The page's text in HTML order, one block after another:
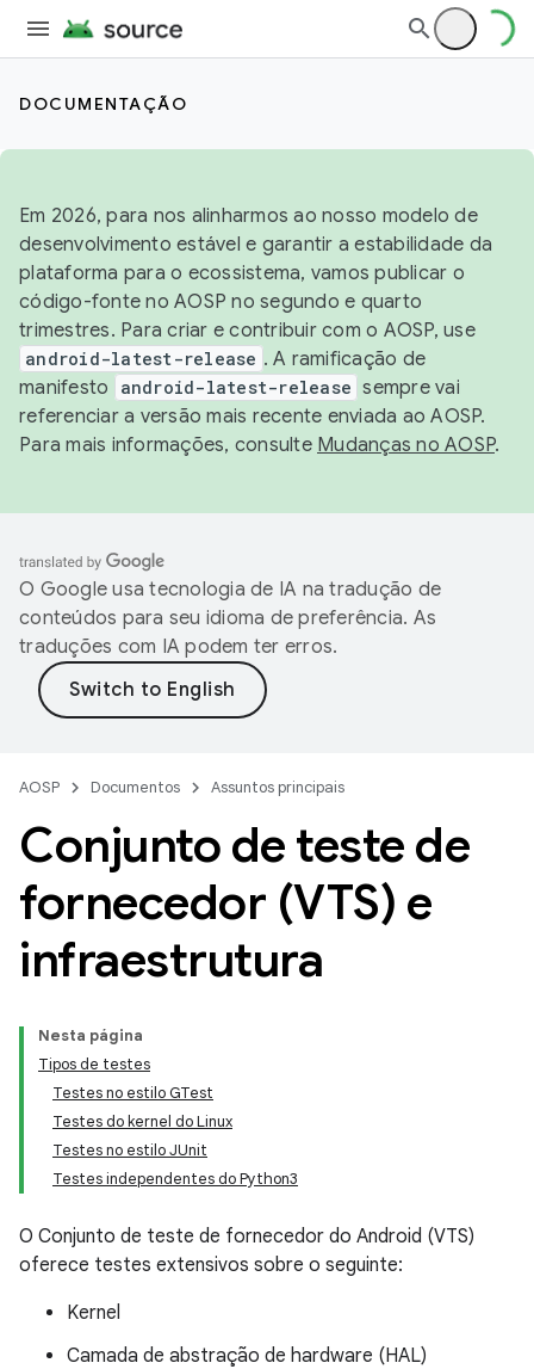
DOCUMENTAÇÃO
Em 2026, para nos alinharmos ao nosso modelo de
desenvolvimento estável e garantir a estabilidade da
plataforma para o ecossistema, vamos publicar o
código-fonte no AOSP no segundo e quarto
trimestres. Para criar e contribuir com o AOSP, use
android-latest-release . A ramificação de
manifesto
android-latest-release sempre vai
referenciar a versão mais recente enviada ao AOSP.
Para mais informações, consulte Mudanças no AOSP.
O Google usa tecnologia de IA na tradução de
conteúdos para seu idioma de preferência. As
traduções com IA podem ter erros.
AOSP Documentos Assuntos principais
Conjunto de teste de
fornecedor (VTS) e
infraestrutura
Nesta página
Tipos de testes
Testes no estilo GTest
Testes do kernel do Linux
Testes no estilo JUnit
Testes independentes do Python3
O Conjunto de teste de fornecedor do Android (VTS)
oferece testes extensivos sobre o seguinte:
Kernel
Camada de abstração de hardware (HAL)